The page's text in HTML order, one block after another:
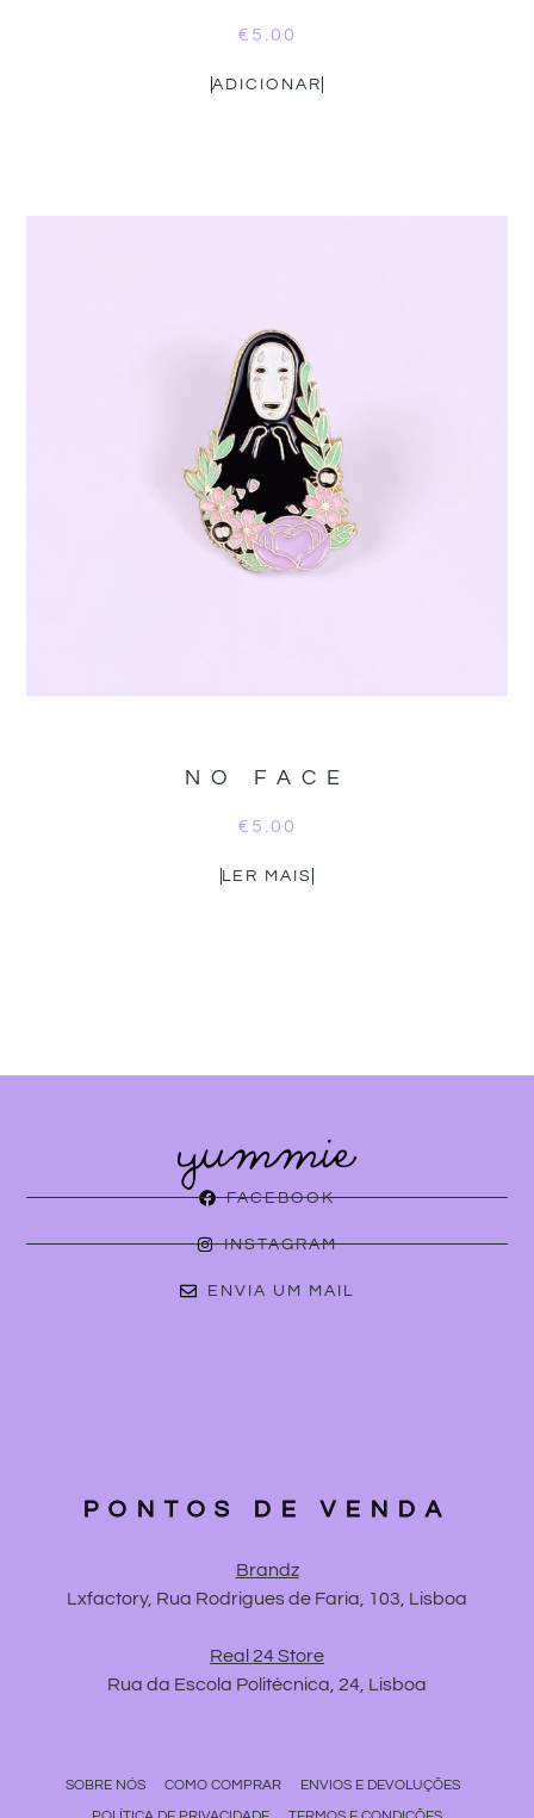
€ 5.00
ADICIONAR
NO FACE
€ 5.00
LER MAIS
FACEBOOK
INSTAGRAM
ENVIA UM MAIL
PONTOS DE VENDA
Brandz
Lxfactory, Rua Rodrigues de Faria, 103, Lisboa
Real 24 Store
Rua da Escola Politécnica, 24, Lisboa
SOBRE NÓS COMO COMPRAR
ENVIOS E DEVOLUÇÕES